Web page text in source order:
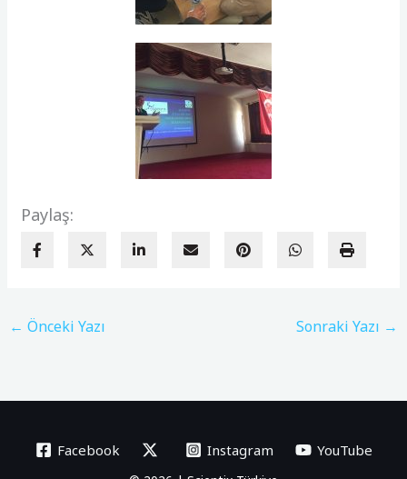
Paylaş:
← Önceki Yazı Sonraki Yazı →
Facebook Instagram YouTube